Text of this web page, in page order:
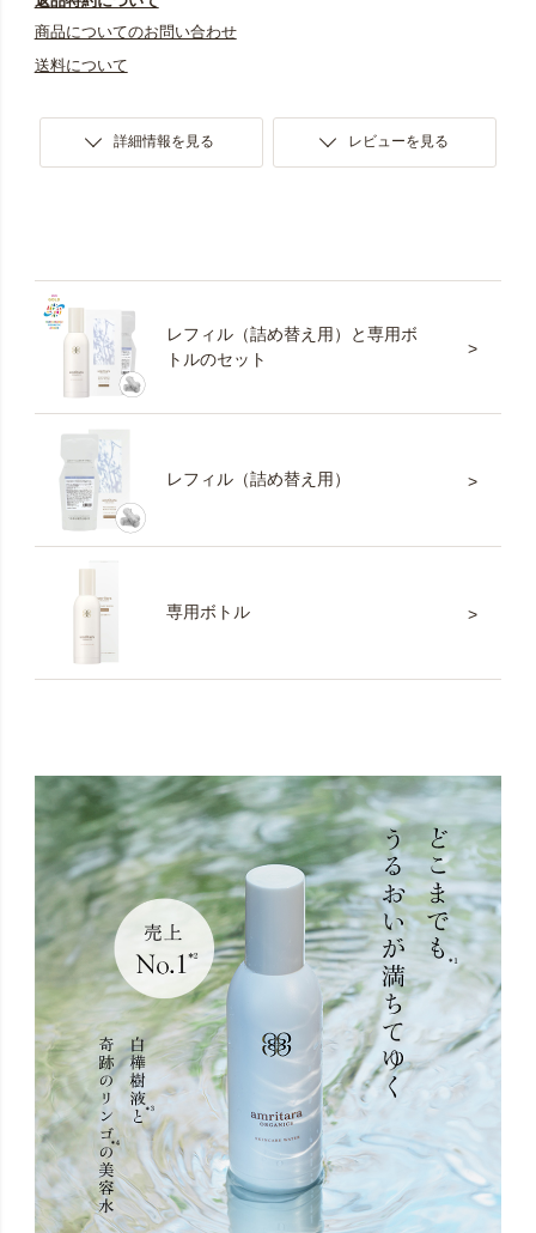
商品についてのお問い合わせ
送料について
詳細情報を見る レビューを見る
レフィル（詰め替え用）と専用ボ
トルのセット
レフィル（詰め替え用）
専用ボトル